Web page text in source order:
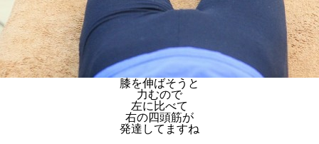
膝を伸ばそうと
力むので
左に比べて
右の四頭筋が
発達してますね